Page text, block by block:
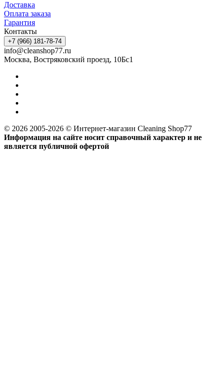
Доставка
Оплата заказа
Гарантия
Контакты
+7 (966) 181-78-74
info@cleanshop77.ru
Москва, Востряковский проезд, 10Бс1
© 2026 2005-2026 © Интернет-магазин Cleaning Shop77
Информация на сайте носит справочный характер и не
является публичной офертой